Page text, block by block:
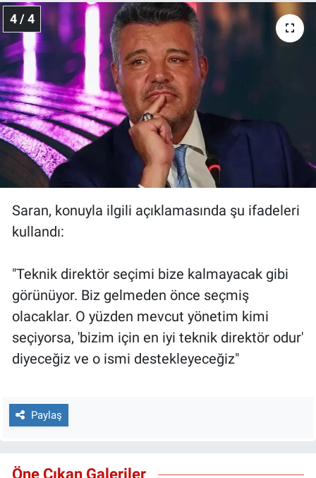
4 / 4
Saran, konuyla ilgili açıklamasında şu ifadeleri
kullandı:
"Teknik direktör seçimi bize kalmayacak gibi
görünüyor. Biz gelmeden önce seçmiş
olacaklar. O yüzden mevcut yönetim kimi
seçiyorsa, 'bizim için en iyi teknik direktör odur'
diyeceğiz ve o ismi destekleyeceğiz"
Paylaş
Öne Çıkan Galeriler